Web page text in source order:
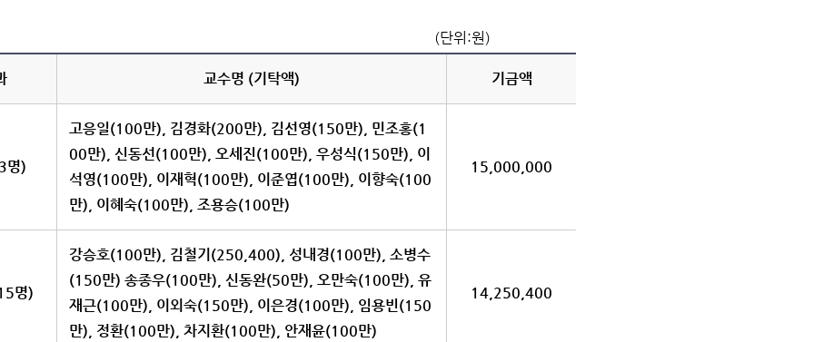
(단위:원)
교수명 (기탁액) 기금액
명)
고응일(100만), 김경화(200만), 김선영(150만), 민조홍(1
00만), 신동선(100만), 오세진(100만), 우성식(150만), 이
석영(100만), 이재혁(100만), 이준엽(100만), 이향숙(100
만), 이혜숙(100만), 조용승(100만)
15,000,000
명)
강승호(100만), 김철기(250,400), 성내경(100만), 소병수
(150만) 송종우(100만), 신동완(50만), 오만숙(100만), 유
재근(100만), 이외숙(150만), 이은경(100만), 임용빈(150
만), 정환(100만), 차지환(100만), 안재윤(100만)
14,250,400